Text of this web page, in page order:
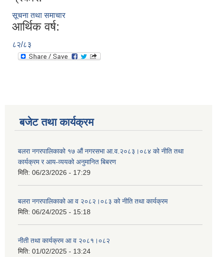
सूचना तथा समाचार
आर्थिक वर्ष:
८२/८३
बजेट तथा कार्यक्रम
बलरा नगरपालिकाको १७ औं नगरसभा आ.व.२०८३।०८४ को नीति तथा
कार्यक्रम र आय-व्ययको अनुमानित बिबरण
मिति: 06/23/2026 - 17:29
बलरा नगरपालिकाको आ व २०८२।०८३ को नीति तथा कार्यक्रम
मिति: 06/24/2025 - 15:18
नीती तथा कार्यक्रम आ व २०८१।०८२
मिति: 01/02/2025 - 13:24